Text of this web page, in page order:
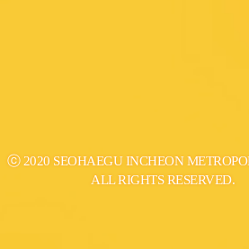
ⓒ 2020 SEOHAEGU INCHEON
ALL RIGHTS RESERVED.